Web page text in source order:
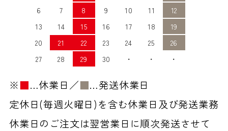
6
7 8 9 10 11
12
13
14 15 16 17 18
19
20
21 22 23 24 25
26
27
28 29 30 ・ ・ ・
※■…休業日／■…発送休業日
定休日(毎週火曜日)を含む休業日及び発送業務
休業日のご注文は翌営業日に順次発送させて